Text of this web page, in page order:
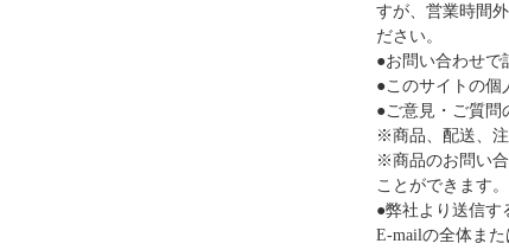
すが、営業時間
ださい。
●お問い合わせで
●このサイトの個
●ご意見・ご質問
※商品、配送、注
※商品のお問い
ことができます。
●弊社より送信す
E-mailの全体ま